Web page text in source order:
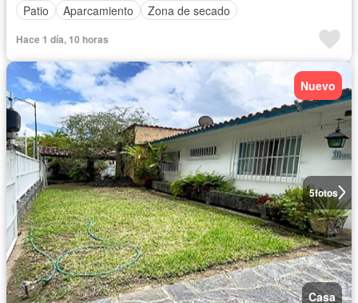
Patio
Aparcamiento Zona de secado
Hace 1 día, 10 horas
5fotos
Nuevo
Casa